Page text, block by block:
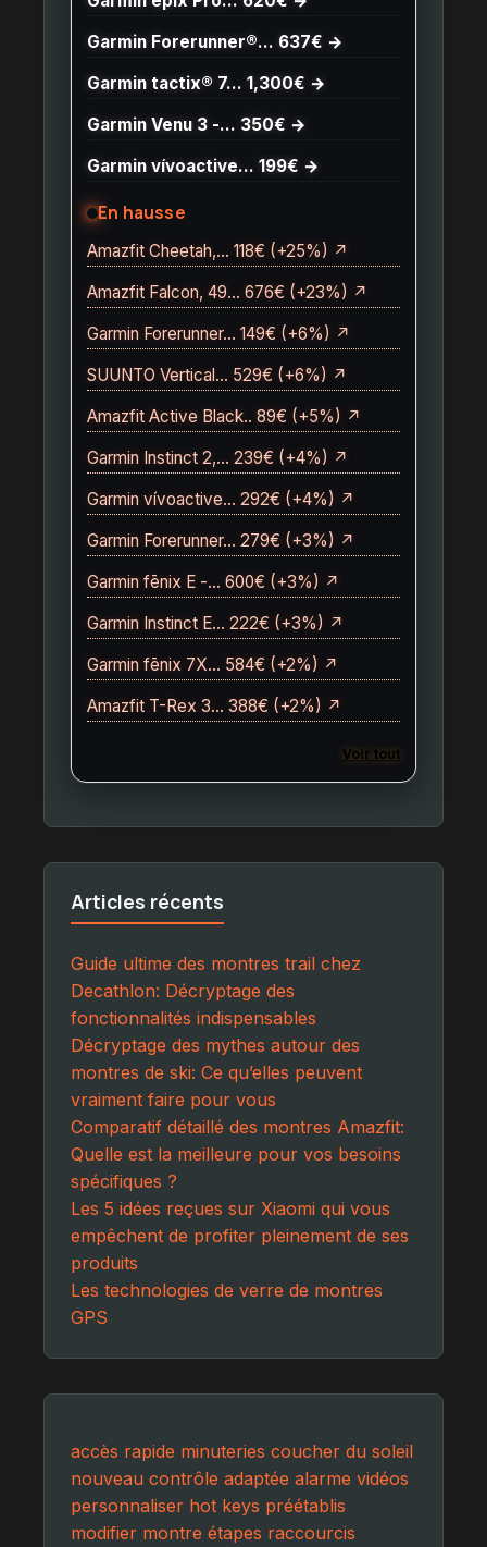
Garmin Forerunner®… 637€ →
Garmin tactix® 7… 1,300€ →
Garmin Venu 3 -… 350€ →
Garmin vívoactive… 199€ →
En hausse
Amazfit Cheetah,… 118€ (+25%) ↗
Amazfit Falcon, 49… 676€ (+23%) ↗
Garmin Forerunner… 149€ (+6%) ↗
SUUNTO Vertical… 529€ (+6%) ↗
Amazfit Active Black.. 89€ (+5%) ↗
Garmin Instinct 2,… 239€ (+4%) ↗
Garmin vívoactive… 292€ (+4%) ↗
Garmin Forerunner… 279€ (+3%) ↗
Garmin fēnix E -… 600€ (+3%) ↗
Garmin Instinct E… 222€ (+3%) ↗
Garmin fēnix 7X… 584€ (+2%) ↗
Amazfit T-Rex 3… 388€ (+2%) ↗
Voir tout
Articles récents
Guide ultime des montres trail chez
Decathlon: Décryptage des
fonctionnalités indispensables
Décryptage des mythes autour des
montres de ski: Ce qu’elles peuvent
vraiment faire pour vous
Comparatif détaillé des montres Amazfit:
Quelle est la meilleure pour vos besoins
spécifiques ?
Les 5 idées reçues sur Xiaomi qui vous
empêchent de profiter pleinement de ses
produits
Les technologies de verre de montres
GPS
accès rapide minuteries coucher du soleil
nouveau contrôle adaptée alarme vidéos
personnaliser hot keys préétablis
modifier montre étapes raccourcis